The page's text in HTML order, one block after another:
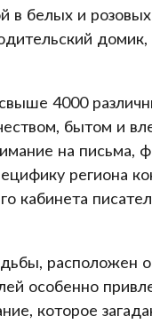
белых и
4000
бытом и
на письма,
региона
кабинета
расположен
особенно
которое